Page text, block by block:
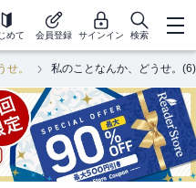
めて 会員登録 サインイン 検索
。 私のことなんか、どうせ。(6)